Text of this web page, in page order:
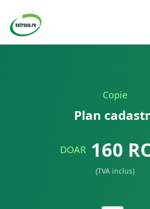
Copie
Plan
DOAR 160
(TVA inclus)